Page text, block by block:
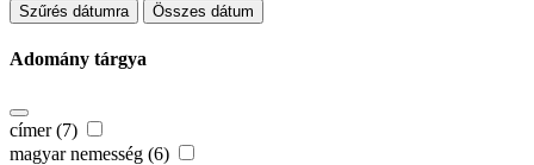
Szűrés dátumra Összes dátum
Adomány tárgya
címer (7)
magyar nemesség (6)